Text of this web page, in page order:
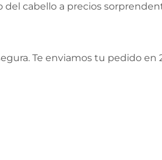
cabello a precios
Te enviamos tu pedido en